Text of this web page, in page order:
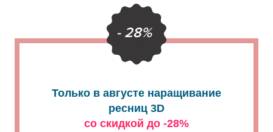
- 28%
Только в августе наращивание
ресниц 3D
со скидкой до -28%